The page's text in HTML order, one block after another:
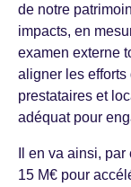
de notre
impacts, en
examen externe
aligner les
prestataires et
adéquat pour
Il en va ainsi,
15 M€ pour